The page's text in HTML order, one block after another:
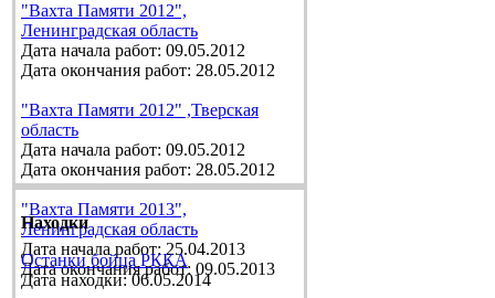
"Вахта Памяти 2012",
Ленинградская область
Дата начала работ: 09.05.2012
Дата окончания работ: 28.05.2012
"Вахта Памяти 2012" ,Тверская
область
Дата начала работ: 09.05.2012
Дата окончания работ: 28.05.2012
"Вахта Памяти 2013",
Ленинградская область
Дата начала работ: 25.04.2013
Дата окончания работ: 09.05.2013
Находки
Останки бойца РККА
Дата находки: 06.05.2014